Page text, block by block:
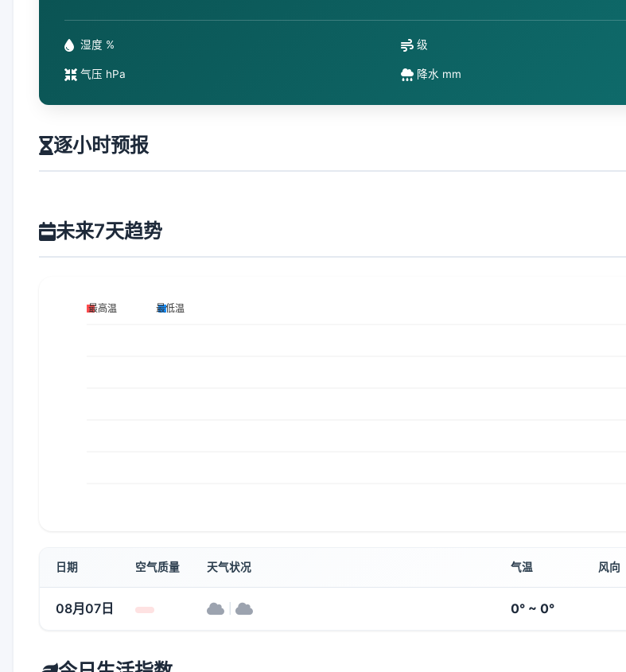
湿度 % 级
气压 hPa 降水 mm
逐小时预报
未来7天趋势
日期 空气质量 天气状况 气温 风向
08月07日 0° ~ 0°